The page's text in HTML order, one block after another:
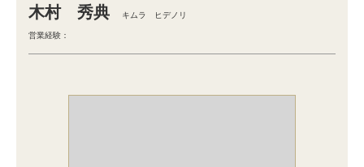
木村 秀典 キムラ ヒデノリ
営業経験：